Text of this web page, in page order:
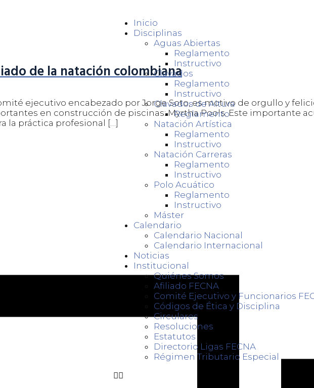
Inicio
Disciplinas
Aguas Abiertas
Reglamento
Instructivo
Clavados
Reglamento
Instructivo
Clavados de Altura
Reglamento
Natación Artística
Reglamento
Instructivo
Natación Carreras
Reglamento
Instructivo
Polo Acuático
Reglamento
Instructivo
Máster
Calendario
Calendario Nacional
Calendario Internacional
Noticias
Institucional
Quiénes Somos
Afiliado FECNA
Comité Ejecutivo y Funcionarios
Códigos de Ética y Disciplina
Circulares
Resoluciones
Estatutos
Directorio Ligas FECNA
Régimen Tributario Especial
de la natación colombiana
ejecutivo encabezado por Jorge Soto, es motivo de orgullo y
en construcción de piscinas: Myrtha Pools. Este importante
la práctica profesional […]